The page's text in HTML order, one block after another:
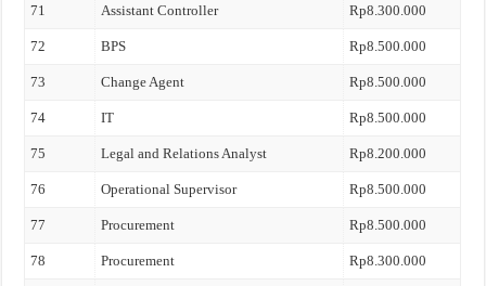
71 Assistant Controller Rp8.300.000
72 BPS Rp8.500.000
73 Change Agent Rp8.500.000
74 IT Rp8.500.000
75 Legal and Relations Analyst Rp8.200.000
76 Operational Supervisor Rp8.500.000
77 Procurement Rp8.500.000
78 Procurement Rp8.300.000